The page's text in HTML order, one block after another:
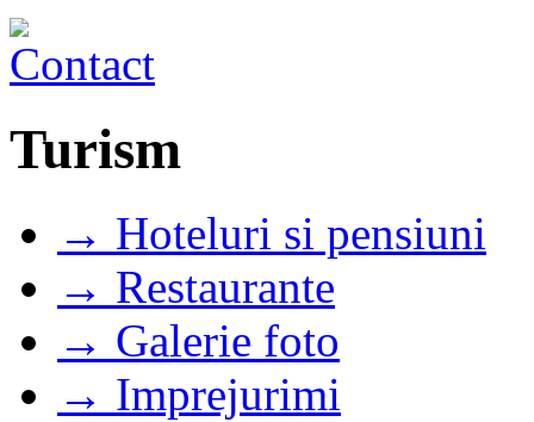
Turism
→ Hoteluri si pensiuni
→ Restaurante
→ Galerie foto
→ Imprejurimi